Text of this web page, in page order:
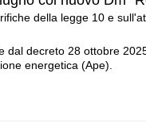
della legge 10 e
dal decreto 28 ottobre
energetica (Ape).